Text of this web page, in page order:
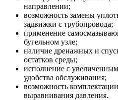
направлении;
возможность замены
задвижки с трубопровода;
применение
бугельном узле;
наличие дренажных и
остатков среды;
исполнение с
удобства обслуживания;
возможность
выравнивания давления.